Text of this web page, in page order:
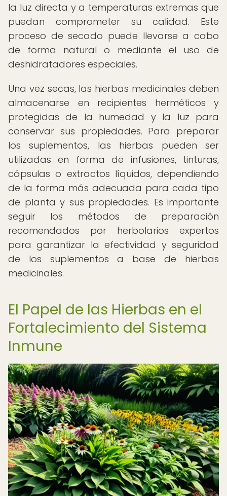
la luz directa y a temperaturas extremas que
puedan comprometer su calidad. Este
proceso de secado puede llevarse a cabo
de forma natural o mediante el uso de
deshidratadores especiales.
Una vez secas, las hierbas medicinales deben
almacenarse en recipientes herméticos y
protegidas de la humedad y la luz para
conservar sus propiedades. Para preparar
los suplementos, las hierbas pueden ser
utilizadas en forma de infusiones, tinturas,
cápsulas o extractos líquidos, dependiendo
de la forma más adecuada para cada tipo
de planta y sus propiedades. Es importante
seguir los métodos de preparación
recomendados por herbolarios expertos
para garantizar la efectividad y seguridad
de los suplementos a base de hierbas
medicinales.
El Papel de las Hierbas en el
Fortalecimiento del Sistema
Inmune